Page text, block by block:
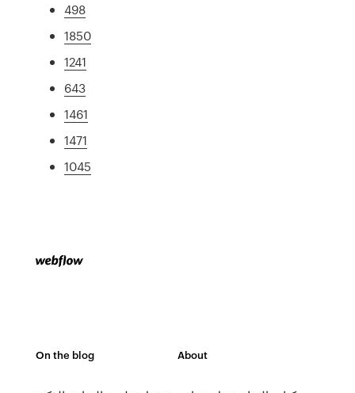
498
1850
1241
643
1461
1471
1045
On the blog About